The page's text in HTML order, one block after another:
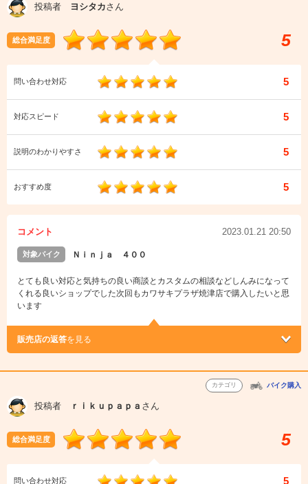
投稿者 ヨシタカさん
総合満足度 5
問い合わせ対応 5
対応スピード 5
説明のわかりやすさ 5
おすすめ度 5
コメント 2023.01.21 20:50
対象バイク Ｎｉｎｊａ ４００
とても良い対応と気持ちの良い商談とカスタムの相談などしんみになって
くれる良いショップでした次回もカワサキプラザ焼津店で購入したいと思
います
販売店の返答を見る
カテゴリ バイク購入
投稿者 ｒｉｋｕｐａｐａ さん
総合満足度 5
問い合わせ対応 5